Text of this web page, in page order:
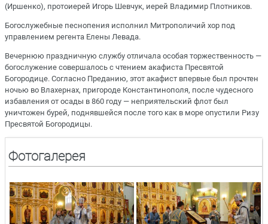
(Иршенко), протоиерей Игорь Шевчук, иерей Владимир Плотников.
Богослужебные песнопения исполнил Митрополичий хор под
управлением регента Елены Левада.
Вечернюю праздничную службу отличала особая торжественность —
богослужение совершалось с чтением акафиста Пресвятой
Богородице. Согласно Преданию, этот акафист впервые был прочтен
ночью во Влахернах, пригороде Константинополя, после чудесного
избавления от осады в 860 году — неприятельский флот был
уничтожен бурей, поднявшейся после того как в море опустили Ризу
Пресвятой Богородицы.
Фотогалерея